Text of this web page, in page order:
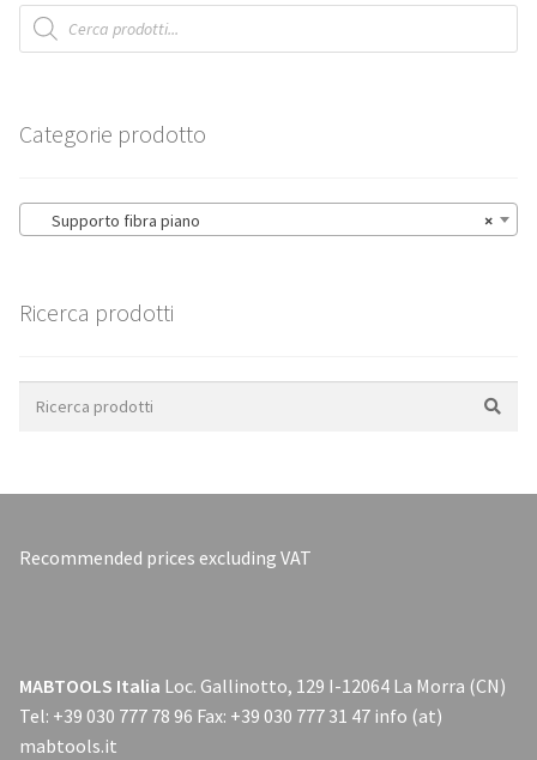
Products
Products
search
Categorie prodotto
×
Supporto fibra piano
Ricerca prodotti
for:
Recommended prices excluding VAT
MABTOOLS Italia Loc. Gallinotto, 129 I-12064 La Morra (CN)
Tel: +39 030 777 78 96 Fax: +39 030 777 31 47 info (at)
mabtools.it